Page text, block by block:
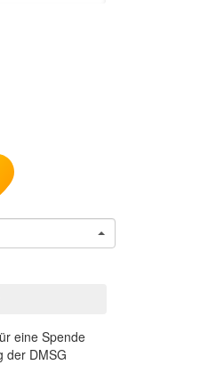
eine Spende
der DMSG